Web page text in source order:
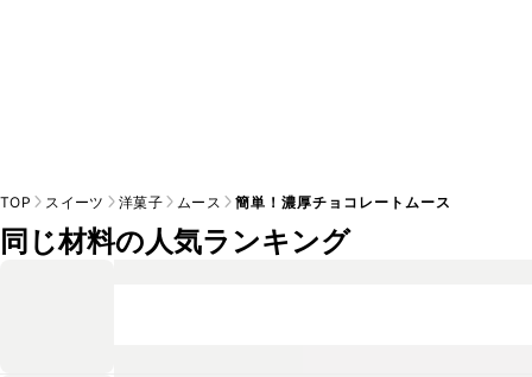
TOP スイーツ 洋菓子 ムース 簡単！濃厚チョコレートムース
同じ材料の人気ランキング